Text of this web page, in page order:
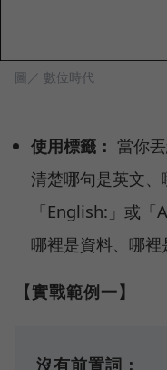
圖／ 數位時代
使用標籤： 當你
清楚哪句是英文
「English:」或
哪裡是資料、哪裡
【實戰範例一】
沒有前置詞：